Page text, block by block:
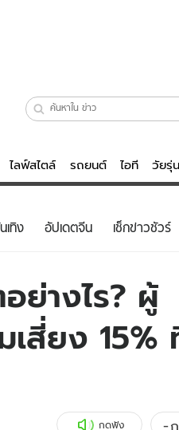
ไลฟ์สไตล์ รถยนต์ ไอที วัยรุ่น
ไลฟ์สไตล์
วัยรุ่น
ไอที
รถยนต์
เที่ยว-กิน
เทิง อัปเดตจีน เช็กข่าวชัวร์
ย่างไร? ผู้
เสี่ยง 15%
กดฟัง -ก